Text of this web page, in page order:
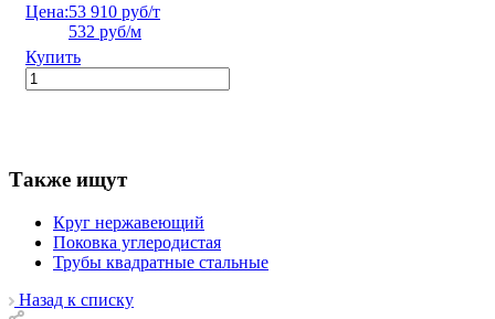
Цена:53 910 руб/т
532 руб/м
Купить
Также ищут
Круг нержавеющий
Поковка углеродистая
Трубы квадратные стальные
Назад к списку